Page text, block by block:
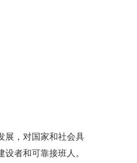
展，对国家和社会具
者和可靠接班人。